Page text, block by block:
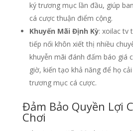
ký trương mục lần đầu, giúp
cá cược thuận điểm cộng.
Khuyến Mãi Định Kỳ: xoilac tv
tiếp nối khôn xiết thị nhiều
khuyễn mãi đánh đấm báo giá
giờ, kiến tạo khả năng để họ
trương mục cá cược.
Đảm Bảo Quyền Lợi
Chơi